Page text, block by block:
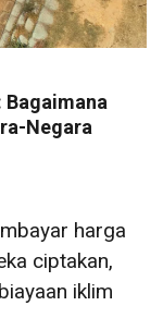
Negara
harga
ciptakan,
iklim